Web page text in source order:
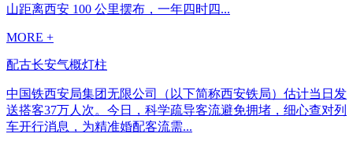
山距离西安 100 公里摆布，一年四时四...
MORE +
配古长安气概灯柱
中国铁西安局集团无限公司（以下简称西安铁局）估计当日发
送搭客37万人次。今日，科学疏导客流避免拥堵，细心查对列
车开行消息，为精准婚配客流需...